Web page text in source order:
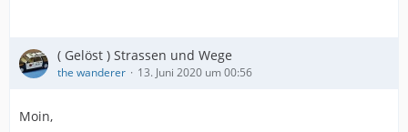
( Gelöst ) Strassen und Wege
the wanderer 13. Juni 2020 um 00:56
Moin,